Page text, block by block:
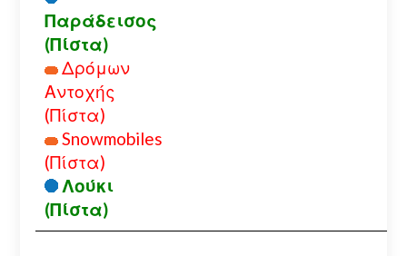
Παράδεισος
(Πίστα)
Δρόμων
Αντοχής
(Πίστα)
Snowmobiles
(Πίστα)
Λούκι
(Πίστα)